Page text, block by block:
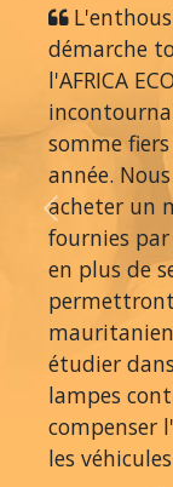
démarche
l'AFRICA
somme
année.
acheter un
fournies par
en plus de
étudier
lampes
compenser
les
Previous